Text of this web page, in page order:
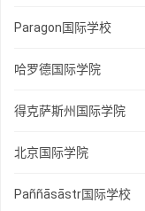
Paragon国际学校
哈罗德国际学院
得克萨斯州国际学院
北京国际学院
Paññāsāstr国际学校